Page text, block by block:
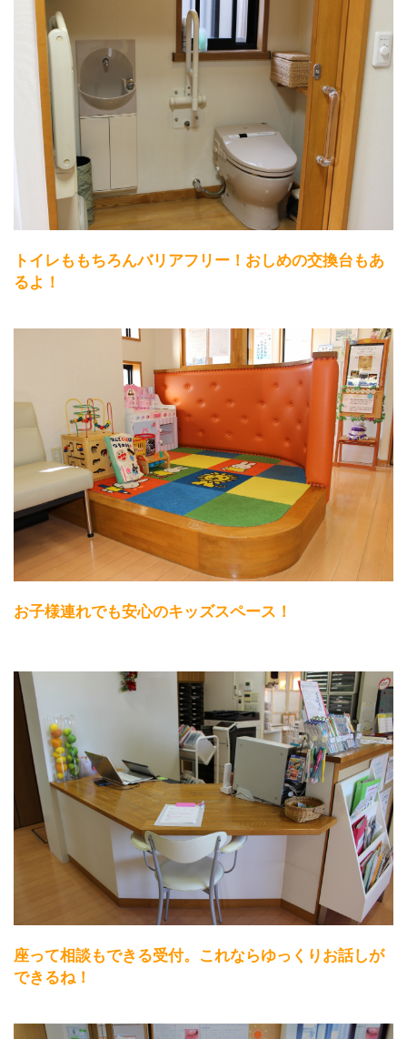
トイレももちろんバリアフリー！おしめの交換台もあ
るよ！
お子様連れでも安心のキッズスペース！
座って相談もできる受付。これならゆっくりお話しが
できるね！